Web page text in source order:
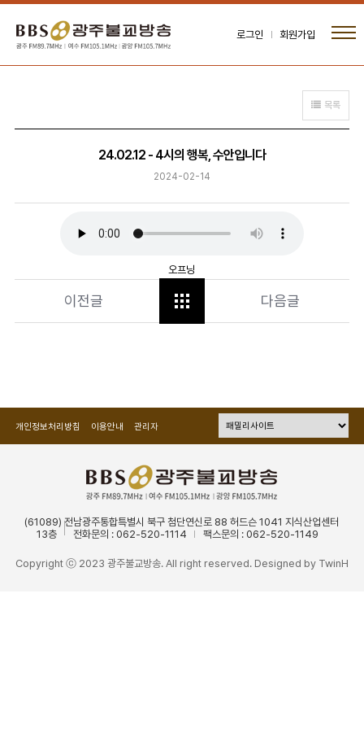
로그인 회원가입
목록
24.02.12 - 4시의 행복, 수안입니다
2024-02-14
오프닝
이전글 다음글
개인정보처리방침 이용안내 관리자
(61089) 전남광주통합특별시 북구 첨단연신로 88 허드슨 1041 지식산업센터
13층
전화문의 : 062-520-1114 팩스문의 : 062-520-1149
Copyright ⓒ 2023 광주불교방송. All right reserved. Designed by TwinH